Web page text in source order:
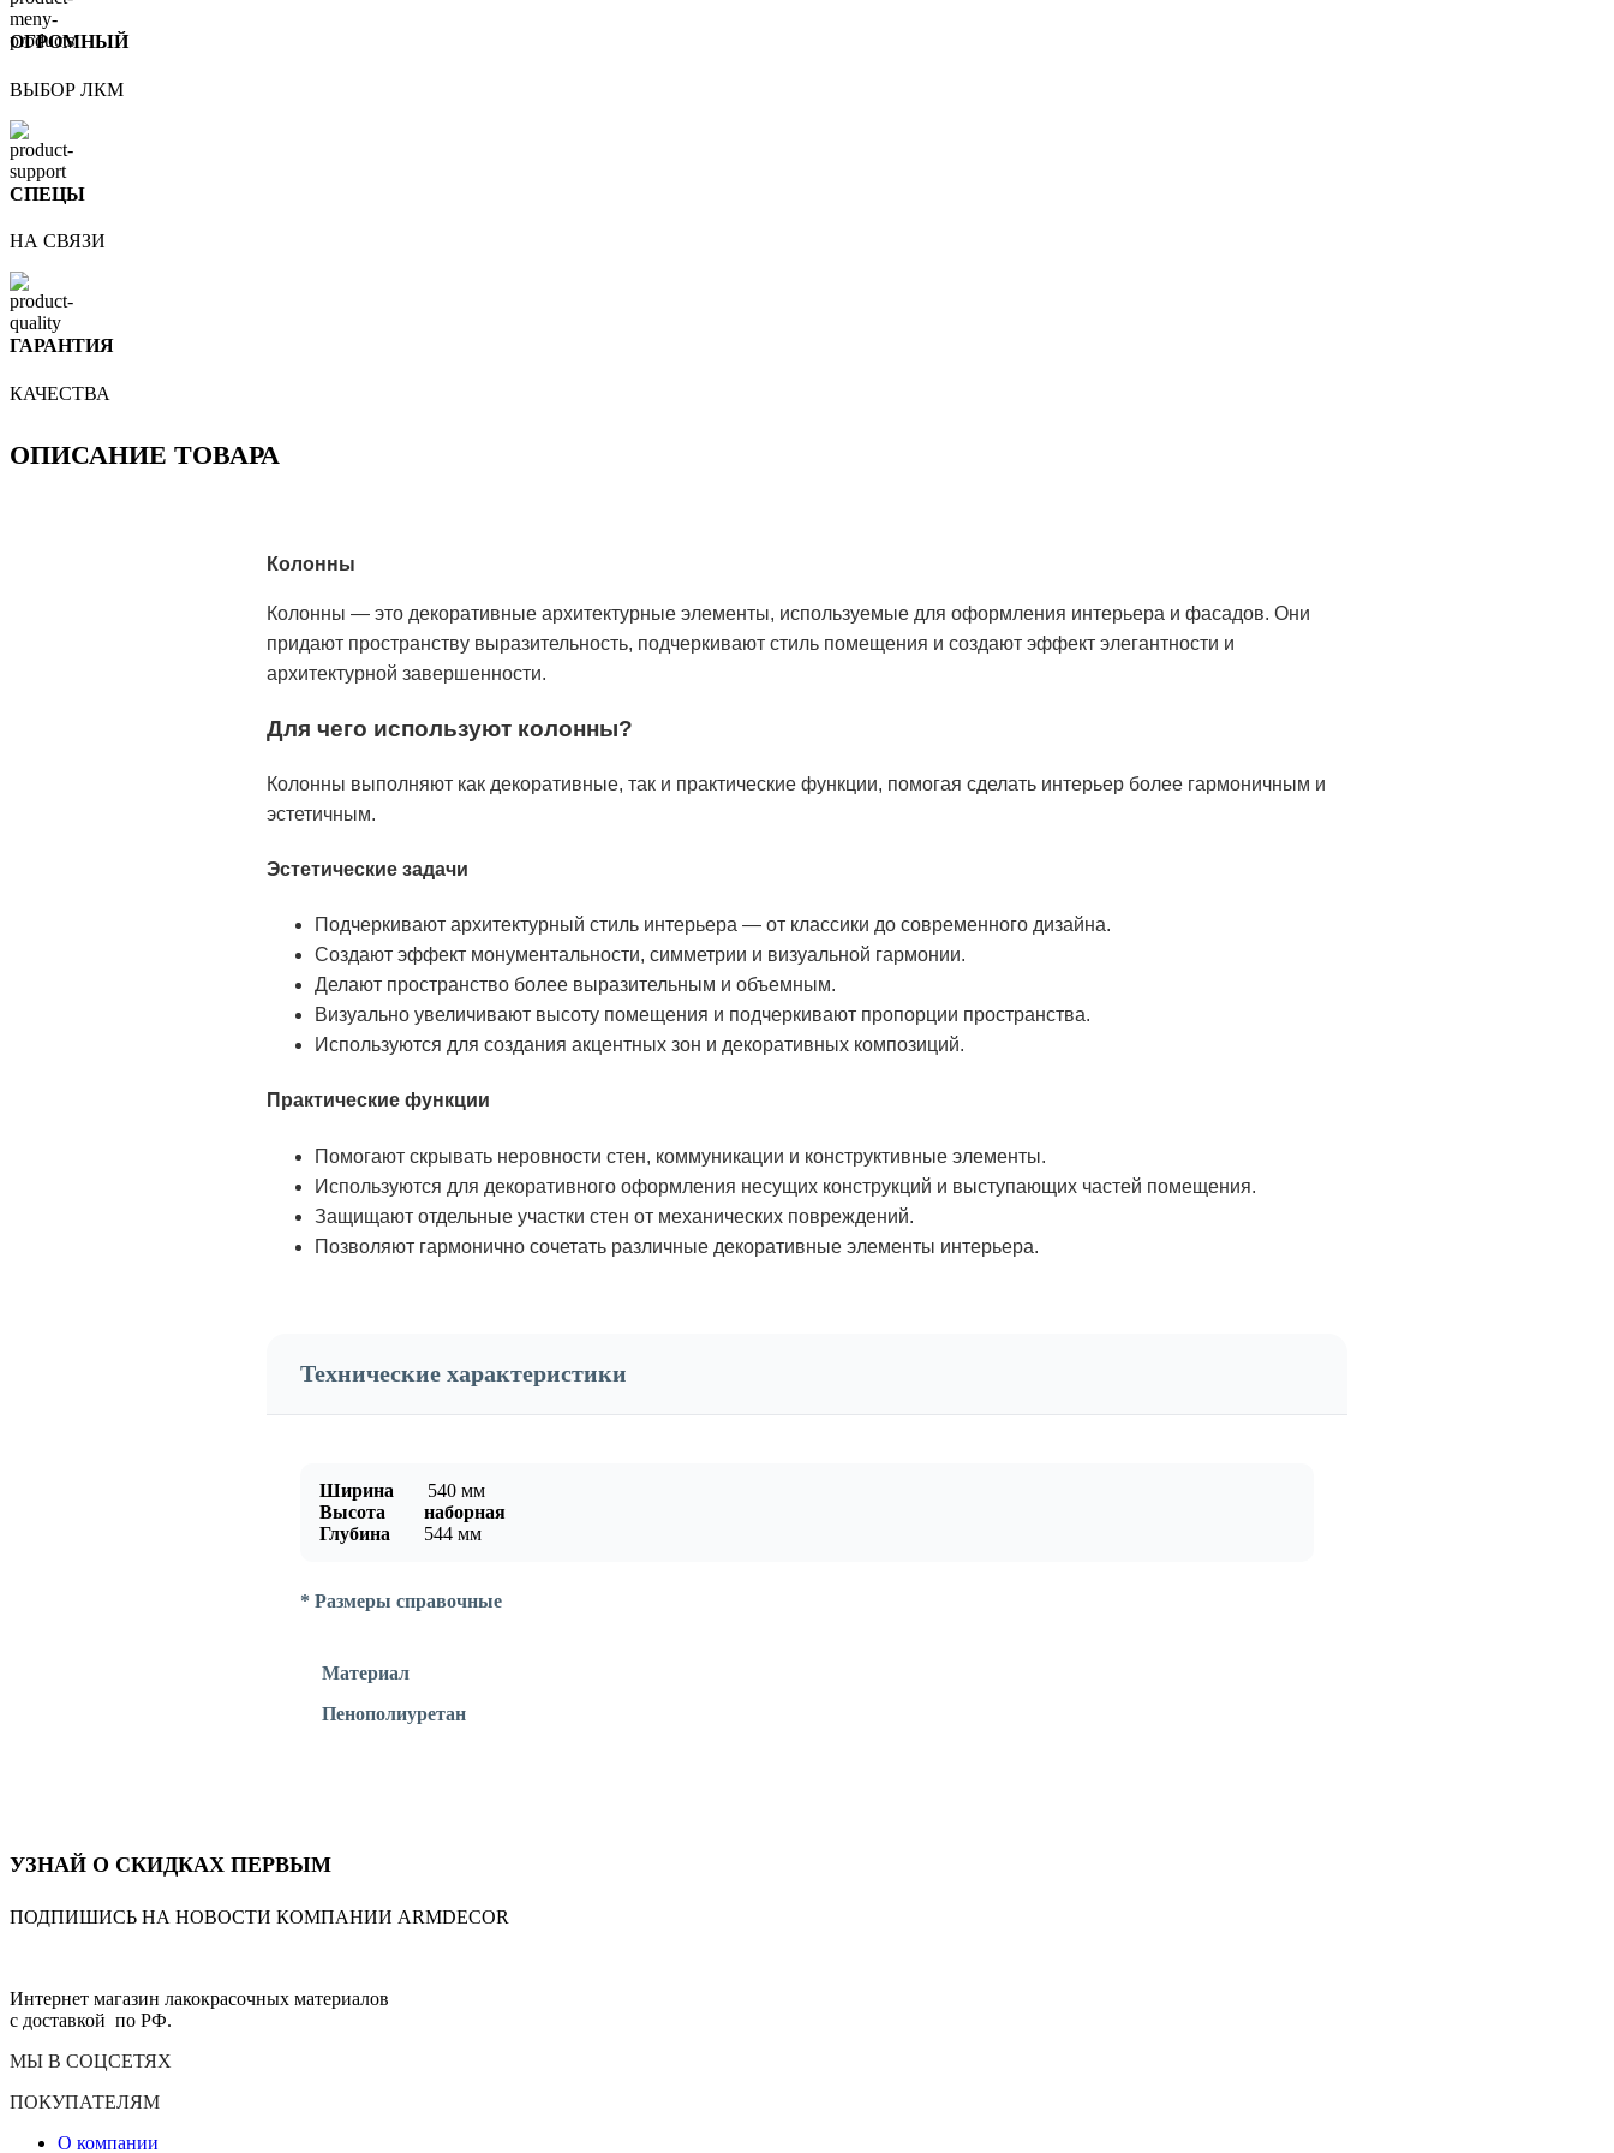
ОГРОМНЫЙ
ВЫБОР ЛКМ
СПЕЦЫ
НА СВЯЗИ
ГАРАНТИЯ
КАЧЕСТВА
ОПИСАНИЕ ТОВАРА
Колонны
Колонны — это декоративные архитектурные элементы, используемые для оформления интерьера и фасадов. Они
придают пространству выразительность, подчеркивают стиль помещения и создают эффект элегантности и
архитектурной завершенности.
Для чего используют колонны?
Колонны выполняют как декоративные, так и практические функции, помогая сделать интерьер более гармоничным и
эстетичным.
Эстетические задачи
Подчеркивают архитектурный стиль интерьера — от классики до современного дизайна.
Создают эффект монументальности, симметрии и визуальной гармонии.
Делают пространство более выразительным и объемным.
Визуально увеличивают высоту помещения и подчеркивают пропорции пространства.
Используются для создания акцентных зон и декоративных композиций.
Практические функции
Помогают скрывать неровности стен, коммуникации и конструктивные элементы.
Используются для декоративного оформления несущих конструкций и выступающих частей помещения.
Защищают отдельные участки стен от механических повреждений.
Позволяют гармонично сочетать различные декоративные элементы интерьера.
Технические характеристики
Ширина 540 мм
Высота наборная
Глубина 544 мм
* Размеры справочные
Материал
Пенополиуретан
УЗНАЙ О СКИДКАХ ПЕРВЫМ
ПОДПИШИСЬ НА НОВОСТИ КОМПАНИИ ARMDECOR
Интернет магазин лакокрасочных материалов
с доставкой по РФ.
МЫ В СОЦСЕТЯХ
ПОКУПАТЕЛЯМ
О компании